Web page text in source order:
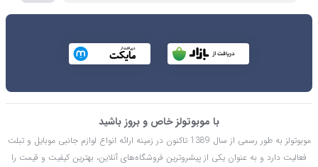
با موبوتولز خاص و بروز باشید
موبوتولز به طور رسمی از سال 1389 تاکنون در زمینه ارائه انواع لوازم جانبی موبایل و تبلت
فعالیت دارد و به عنوان یکی از پیشروترین فروشگاه‌های آنلاین، بهترین کیفیت و قیمت را